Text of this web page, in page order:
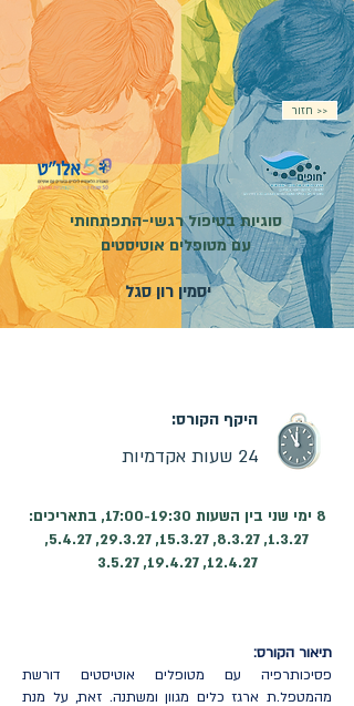
חזור >>
סוגיות בטיפול רגשי-התפתחותי
עם מטופלים אוטיסטים
יסמין רון סגל
היקף הקורס:
24 שעות אקדמיות
8 ימי שני בין השעות 17:00-19:30, בתאריכים:
1.3.27, 8.3.27, 15.3.27, 29.3.27, 5.4.27,
12.4.27, 19.4.27, 3.5.27
תיאור הקורס:
פסיכותרפיה עם מטופלים אוטיסטים דורשת
מהמטפל.ת ארגז כלים מגוון ומשתנה. זאת, על מנת